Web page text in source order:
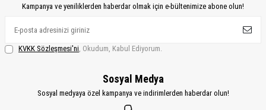
Kampanya ve yeniliklerden haberdar olmak için e-bültenimize abone olun!
KVKK Sözleşmesi'ni, Okudum, Kabul Ediyorum.
Sosyal Medya
Sosyal medyaya özel kampanya ve indirimlerden haberdar olun!